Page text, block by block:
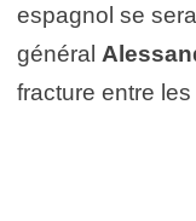
espagnol se
général
fracture entre